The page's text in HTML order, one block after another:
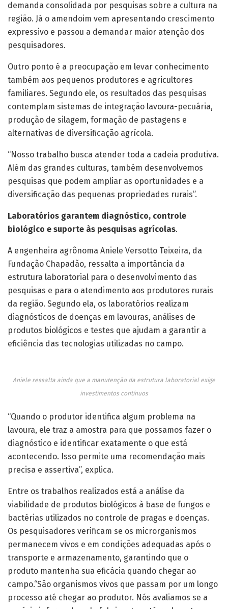
demanda consolidada por pesquisas sobre a cultura na
região. Já o amendoim vem apresentando crescimento
expressivo e passou a demandar maior atenção dos
pesquisadores.
Outro ponto é a preocupação em levar conhecimento
também aos pequenos produtores e agricultores
familiares. Segundo ele, os resultados das pesquisas
contemplam sistemas de integração lavoura-pecuária,
produção de silagem, formação de pastagens e
alternativas de diversificação agrícola.
“Nosso trabalho busca atender toda a cadeia produtiva.
Além das grandes culturas, também desenvolvemos
pesquisas que podem ampliar as oportunidades e a
diversificação das pequenas propriedades rurais”.
Laboratórios garantem diagnóstico, controle
biológico e suporte às pesquisas agrícolas.
A engenheira agrônoma Aniele Versotto Teixeira, da
Fundação Chapadão, ressalta a importância da
estrutura laboratorial para o desenvolvimento das
pesquisas e para o atendimento aos produtores rurais
da região. Segundo ela, os laboratórios realizam
diagnósticos de doenças em lavouras, análises de
produtos biológicos e testes que ajudam a garantir a
eficiência das tecnologias utilizadas no campo.
Aniele ressalta ainda que a manutenção da estrutura laboratorial exige
investimentos contínuos
“Quando o produtor identifica algum problema na
lavoura, ele traz a amostra para que possamos fazer o
diagnóstico e identificar exatamente o que está
acontecendo. Isso permite uma recomendação mais
precisa e assertiva”, explica.